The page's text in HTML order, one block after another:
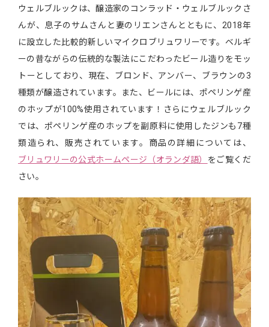
ウェルブルックは、醸造家のコンラッド・ウェルブルックさ
んが、息子のサムさんと妻のリエンさんとともに、2018年
に設立した比較的新しいマイクロブリュワリーです。ベルギ
ーの昔ながらの伝統的な製法にこだわったビール造りをモッ
トーとしており、現在、ブロンド、アンバー、ブラウンの3
種類が醸造されています。また、ビールには、ポペリンゲ産
のホップが100%使用されています！さらにウェルブルック
では、ポペリンゲ産のホップを副原料に使用したジンも7種
類造られ、販売されています。商品の詳細については、
ブリュワリーの公式ホームページ（オランダ語） をご覧くだ
さい。